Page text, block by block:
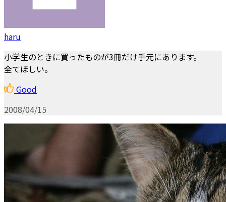
haru
小学生のときに買ったものが3冊だけ手元にあります。
全てほしい。
Good
2008/04/15